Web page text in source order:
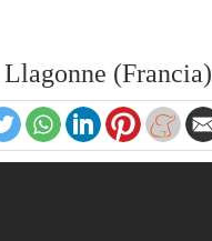
(Francia)